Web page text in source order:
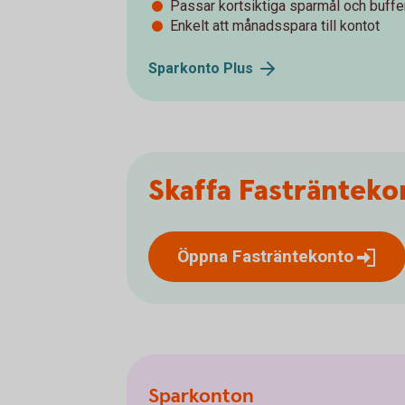
Passar kortsiktiga sparmål och
Enkelt att månadsspara till kontot
Sparkonto Plus
Skaffa
Öppna Fasträntekonto
Sparkonton